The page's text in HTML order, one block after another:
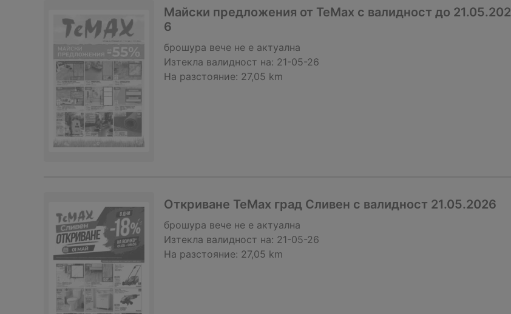
Майски предложения от TeMax с валидност до 21.05.202
6
брошура вече не е актуална
Изтекла валидност на: 21-05-26
На разстояние: 27,05 km
Откриване TeMax град Сливен с валидност 21.05.2026
брошура вече не е актуална
Изтекла валидност на: 21-05-26
На разстояние: 27,05 km